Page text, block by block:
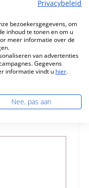
kleur van dit artikel
Privacybeleid
bezoekersgegevens, om
inhoud te tonen en om u
meer informatie over de
van advertenties
Gegevens
informatie vindt u hier.
Nee, pas aan